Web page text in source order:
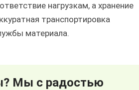
нагрузкам, а хранение
транспортировка
материала.
Мы с радостью